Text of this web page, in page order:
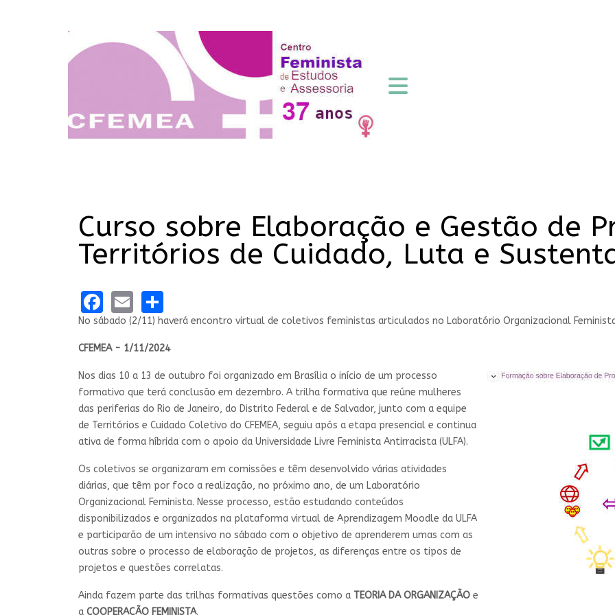
Curso sobre Elaboração e Gestão de
Territórios de Cuidado, Luta e
Facebook
Email
No sábado (2/11) haverá encontro virtual de coletivos feministas articulados no Laboratório Organizacional
CFEMEA - 1/11/2024
Nos dias 10 a 13 de outubro foi organizado em Brasília o início de um processo
formativo que terá conclusão em dezembro. A trilha formativa que reúne mulheres
das periferias do Rio de Janeiro, do Distrito Federal e de Salvador, junto com a equipe
de Territórios e Cuidado Coletivo do CFEMEA, seguiu após a etapa presencial e continua
ativa de forma híbrida com o apoio da Universidade Livre Feminista Antirracista (ULFA).
Os coletivos se organizaram em comissões e têm desenvolvido várias atividades
diárias, que têm por foco a realização, no próximo ano, de um Laboratório
Organizacional Feminista. Nesse processo, estão estudando conteúdos
disponibilizados e organizados na plataforma virtual de Aprendizagem Moodle da ULFA
e participarão de um intensivo no sábado com o objetivo de aprenderem umas com as
outras sobre o processo de elaboração de projetos, as diferenças entre os tipos de
projetos e questões correlatas.
Ainda fazem parte das trilhas formativas questões como a TEORIA DA ORGANIZAÇÃO e
a COOPERAÇÃO FEMINISTA.